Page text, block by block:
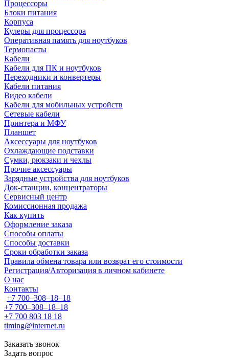
Процессоры
Блоки питания
Корпуса
Кулеры для процессора
Оперативная память для ноутбуков
Термопасты
Кабели
Кабели для ПК и ноутбуков
Переходники и конвертеры
Кабели питания
Видео кабели
Кабели для мобильных устройств
Сетевые кабели
Принтера и МФУ
Планшет
Аксессуары для ноутбуков
Охлаждающие подставки
Сумки, рюкзаки и чехлы
Прочие аксессуары
Зарядные устройства для ноутбуков
Док-станции, концентраторы
Сервисный центр
Комиссионная продажа
Как купить
Оформление заказа
Способы оплаты
Способы доставки
Сроки обработки заказа
Правила обмена товара или возврат его стоимости
Регистрация/Авторизация в личном кабинете
О нас
Контакты
+7 700‒308‒18‒18
+7 700‒308‒18‒18
+7 700 803 18 18
timing@internet.ru
Заказать звонок
Задать вопрос